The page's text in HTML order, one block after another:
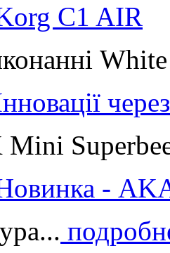
C1 AIR
-